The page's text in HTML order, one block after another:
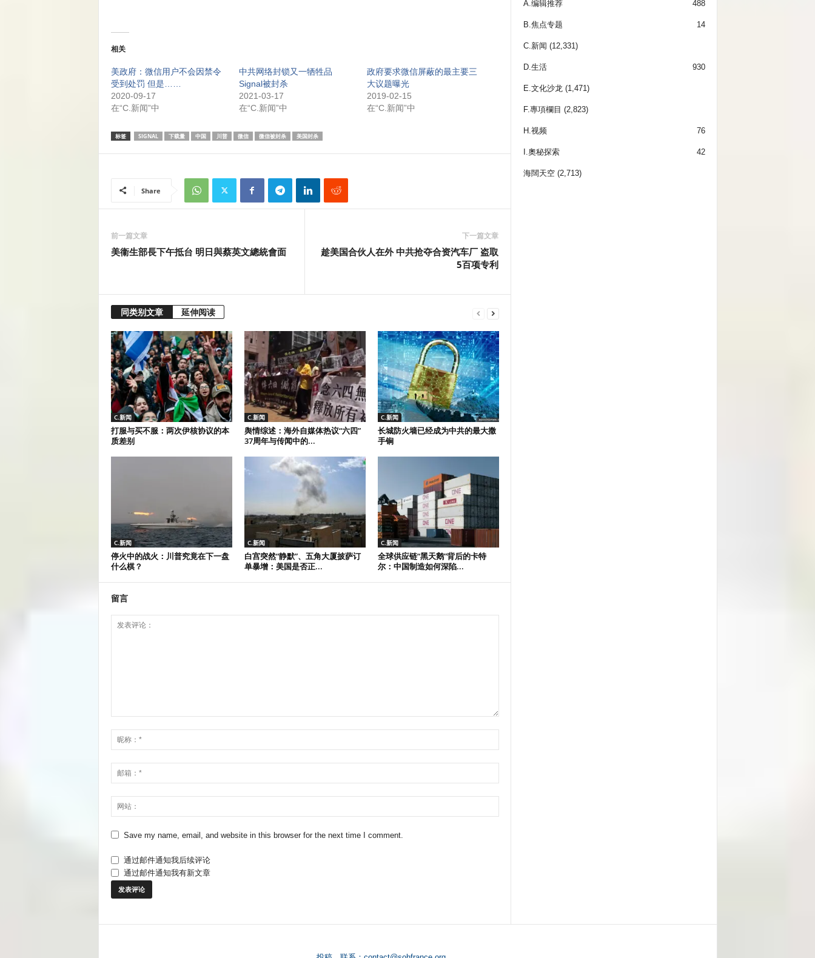
相关
美政府：微信用户不会因禁令
受到处罚 但是……
2020-09-17
在“C.新闻”中
中共网络封锁又一牺牲品
Signal被封杀
2021-03-17
在“C.新闻”中
政府要求微信屏蔽的最主要三
大议题曝光
2019-02-15
在“C.新闻”中
标签 SIGNAL 下载量 中国 川普 微信 微信被封杀 美国封杀
Share
前一篇文章
美衞生部長下午抵台 明日與蔡英文總統會面
下一篇文章
趁美国合伙人在外 中共抢夺合资汽车厂 盗取
5百项专利
同类别文章 延伸阅读
C.新闻
打服与买不服：两次伊核协议的本
质差别
C.新闻
舆情综述：海外自媒体热议“六四”
37周年与传闻中的...
C.新闻
长城防火墙已经成为中共的最大撒
手锏
C.新闻
停火中的战火：川普究竟在下一盘
什么棋？
C.新闻
白宫突然“静默”、五角大厦披萨订
单暴增：美国是否正...
C.新闻
全球供应链“黑天鹅”背后的卡特
尔：中国制造如何深陷...
留言
Save my name, email, and website in this browser for the next time I comment.
通过邮件通知我后续评论
通过邮件通知我有新文章
A.编辑推荐 488
B.焦点专题 14
C.新闻 (12,331)
D.生活 930
E.文化沙龙 (1,471)
F.專項欄目 (2,823)
H.视频 76
I.奧秘探索 42
海闊天空(2,713)